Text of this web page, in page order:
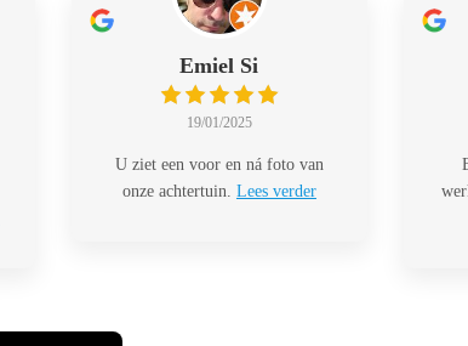
Emiel Si
19/01/2025
U ziet een voor en ná foto van
onze achtertuin. Lees verder